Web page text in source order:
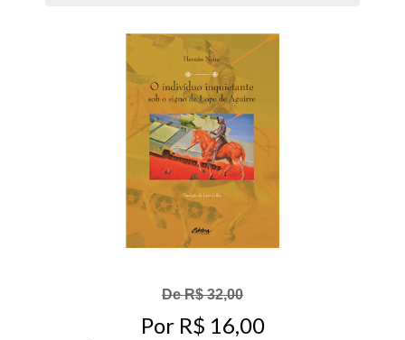
De R$ 32,00
Por R$ 16,00